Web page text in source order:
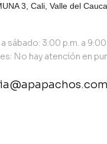
3, Cali, Valle del Cauca
sábado: 3:00 p.m. a 9:00
No hay atención en